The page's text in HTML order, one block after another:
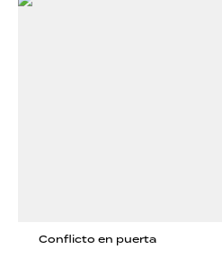
Conflicto en puerta